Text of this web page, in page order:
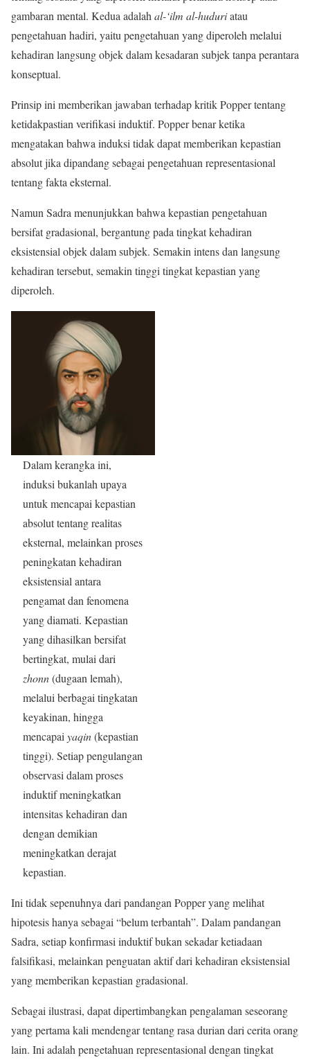
gambaran mental. Kedua adalah al-‘ilm al-huduriatau
pengetahuan hadiri, yaitu pengetahuan yang diperoleh melalui
kehadiran langsung objek dalam kesadaran subjek tanpa perantara
konseptual.
Prinsip ini memberikan jawaban terhadap kritik Popper tentang
ketidakpastian verifikasi induktif. Popper benar ketika
mengatakan bahwa induksi tidak dapat memberikan kepastian
absolut jika dipandang sebagai pengetahuan representasional
tentang fakta eksternal.
Namun Sadra menunjukkan bahwa kepastian pengetahuan
bersifat gradasional, bergantung pada tingkat kehadiran
eksistensial objek dalam subjek. Semakin intens dan langsung
kehadiran tersebut, semakin tinggi tingkat kepastian yang
diperoleh.
Dalam kerangka ini,
induksi bukanlah upaya
untuk mencapai kepastian
absolut tentang realitas
eksternal, melainkan proses
peningkatan kehadiran
eksistensial antara
pengamat dan fenomena
yang diamati. Kepastian
yang dihasilkan bersifat
bertingkat, mulai dari
zhonn(dugaan lemah),
melalui berbagai tingkatan
keyakinan, hingga
mencapai yaqin(kepastian
tinggi). Setiap pengulangan
observasi dalam proses
induktif meningkatkan
intensitas kehadiran dan
dengan demikian
meningkatkan derajat
kepastian.
Ini tidak sepenuhnya dari pandangan Popper yang melihat
hipotesis hanya sebagai “belum terbantah”. Dalam pandangan
Sadra, setiap konfirmasi induktif bukan sekadar ketiadaan
falsifikasi, melainkan penguatan aktif dari kehadiran eksistensial
yang memberikan kepastian gradasional.
Sebagai ilustrasi, dapat dipertimbangkan pengalaman seseorang
yang pertama kali mendengar tentang rasa durian dari cerita orang
lain. Ini adalah pengetahuan representasional dengan tingkat